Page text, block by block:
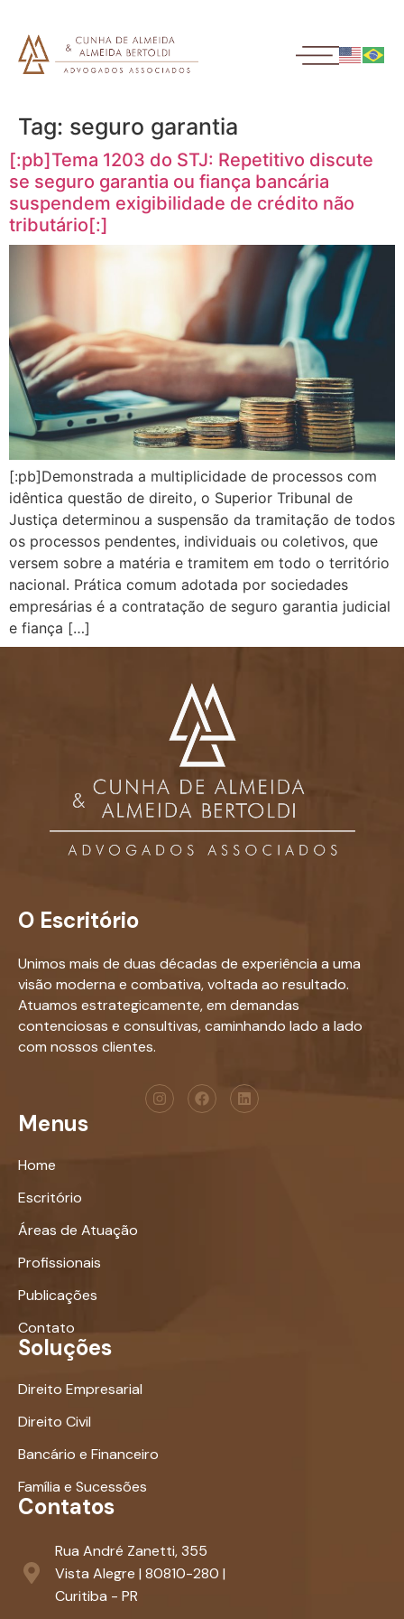
Tag: seguro garantia
[:pb]Tema 1203 do STJ: Repetitivo discute
se seguro garantia ou fiança bancária
suspendem exigibilidade de crédito não
tributário[:]
[:pb]Demonstrada a multiplicidade de processos com
idêntica questão de direito, o Superior Tribunal de
Justiça determinou a suspensão da tramitação de todos
os processos pendentes, individuais ou coletivos, que
versem sobre a matéria e tramitem em todo o território
nacional. Prática comum adotada por sociedades
empresárias é a contratação de seguro garantia judicial
e fiança […]
O Escritório
Unimos mais de duas décadas de experiência a uma
visão moderna e combativa, voltada ao resultado.
Atuamos estrategicamente, em demandas
contenciosas e consultivas, caminhando lado a lado
com nossos clientes.
Menus
Home
Escritório
Áreas de Atuação
Profissionais
Publicações
Contato
Soluções
Direito Empresarial
Direito Civil
Bancário e Financeiro
Família e Sucessões
Contatos
Rua André Zanetti, 355
Vista Alegre | 80810-280 |
Curitiba - PR